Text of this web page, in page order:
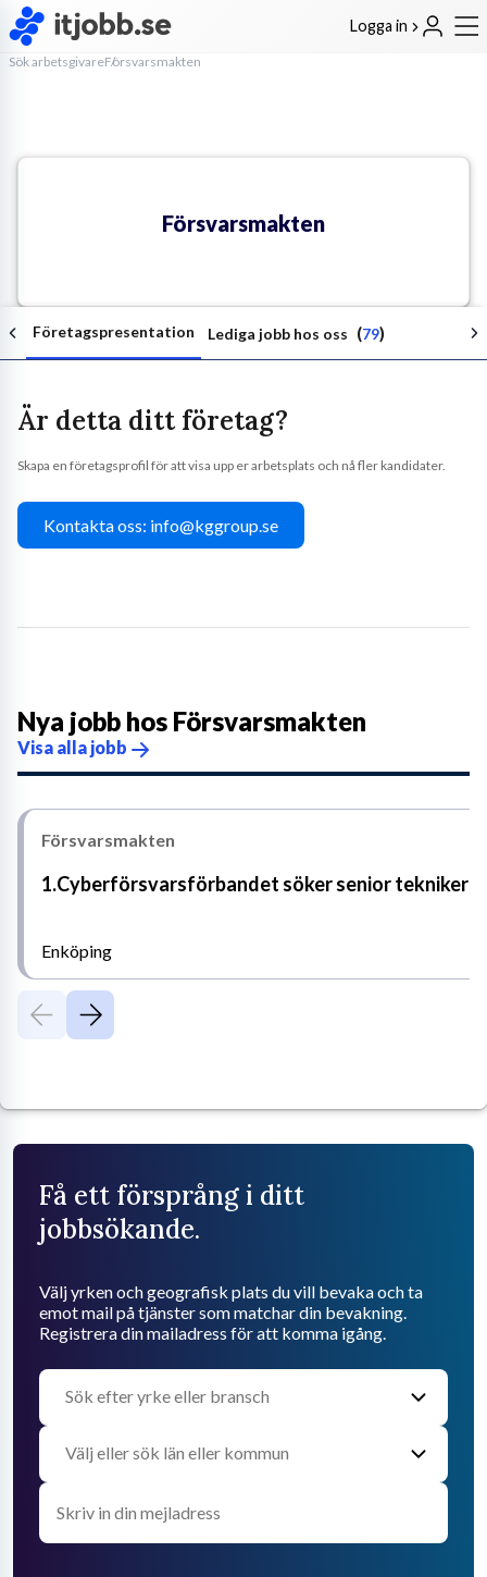
Logga in
Sök arbetsgivareFörsvarsmakten
Försvarsmakten
Företagspresentation Lediga jobb hos oss (79)
Är detta ditt företag?
Skapa en företagsprofil för att visa upp er arbetsplats och nå fler kandidater.
Kontakta oss: info@kggroup.se
Nya jobb hos Försvarsmakten
Visa alla jobb
Försvarsmakten
1.Cyberförsvarsförbandet söker senior tekniker
Enköping
Få ett försprång i ditt
jobbsökande.
Välj yrken och geografisk plats du vill bevaka och ta
emot mail på tjänster som matchar din bevakning.
Registrera din mailadress för att komma igång.